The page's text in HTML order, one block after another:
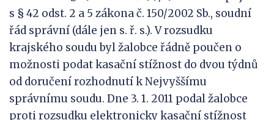
s § 42 odst. 2 a 5 zákona č. 150/2002 Sb., soudní
řád správní (dále jen s. ř. s.). V rozsudku
krajského soudu byl žalobce řádně poučen o
možnosti podat kasační stížnost do dvou týdnů
od doručení rozhodnutí k Nejvyššímu
správnímu soudu. Dne 3. 1. 2011 podal žalobce
proti rozsudku elektronicky kasační stížnost